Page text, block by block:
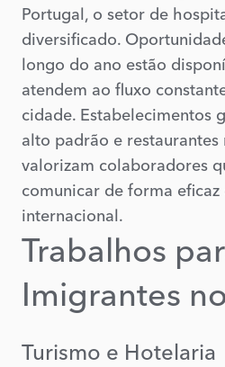
Portugal, o setor de
diversificado.
longo do ano estão
atendem ao fluxo
cidade. Estabelecimentos
alto padrão e
valorizam colaboradores
comunicar de forma
internacional.
Trabalhos
Imigrantes
Turismo e Hotelaria